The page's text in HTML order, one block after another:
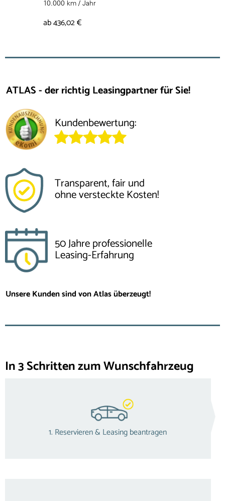
10.000 km / Jahr
ab 436,02 €
ATLAS - der richtig Leasingpartner für Sie!
Kundenbewertung:
Transparent, fair und
ohne versteckte Kosten!
50 Jahre professionelle
Leasing-Erfahrung
Unsere Kunden sind von Atlas überzeugt!
1. Reservieren & Leasing beantragen
In 3 Schritten zum Wunschfahrzeug